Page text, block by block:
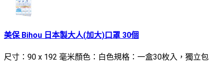
美保 Bihou 日本製大人(加大)口罩 30個
尺寸：90 x 192 毫米顏色：白色規格：一盒30枚入，獨立包